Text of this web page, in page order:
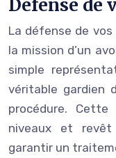
Défense de
La défense de
la mission d’un
simple
véritable gardien
procédure. Cette
niveaux et
garantir un